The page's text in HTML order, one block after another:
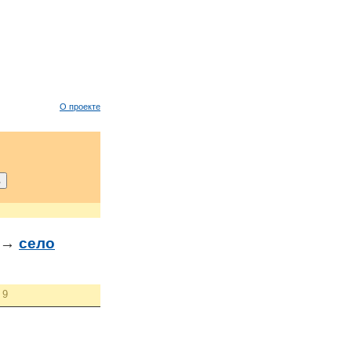
О проекте
→ село
9